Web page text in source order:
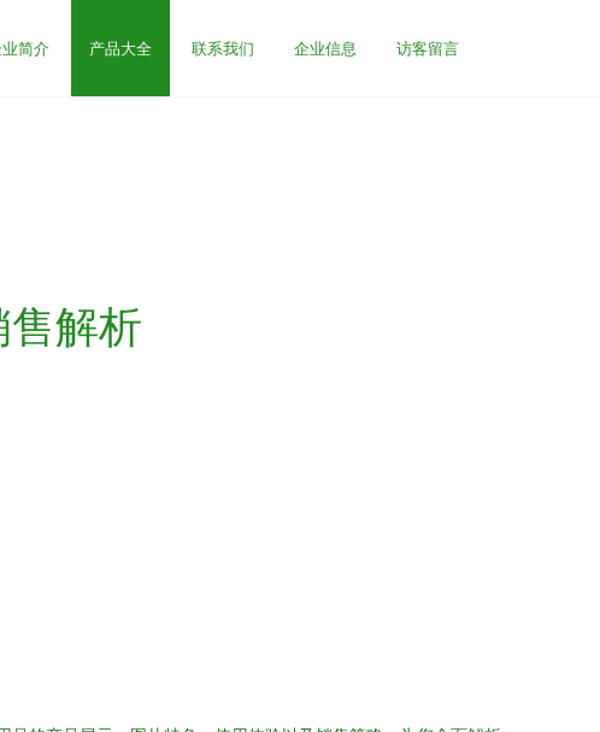
简介 产品大全 联系我们 企业信息 访客留言
解析